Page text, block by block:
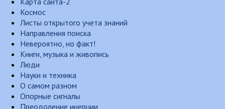
Космос
Листы открытого учета знаний
Направления поиска
Невероятно, но факт!
Книги, музыка и живопись
Люди
Науки и техника
О самом разном
Опорные сигналы
Преодоление инерции